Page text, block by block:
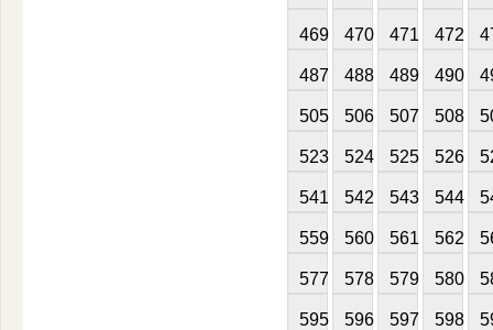
469 470 471 472
487 488 489 490
505 506 507 508
523 524 525 526
541 542 543 544
559 560 561 562
577 578 579 580
595 596 597 598